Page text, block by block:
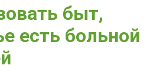
быт,
есть больной